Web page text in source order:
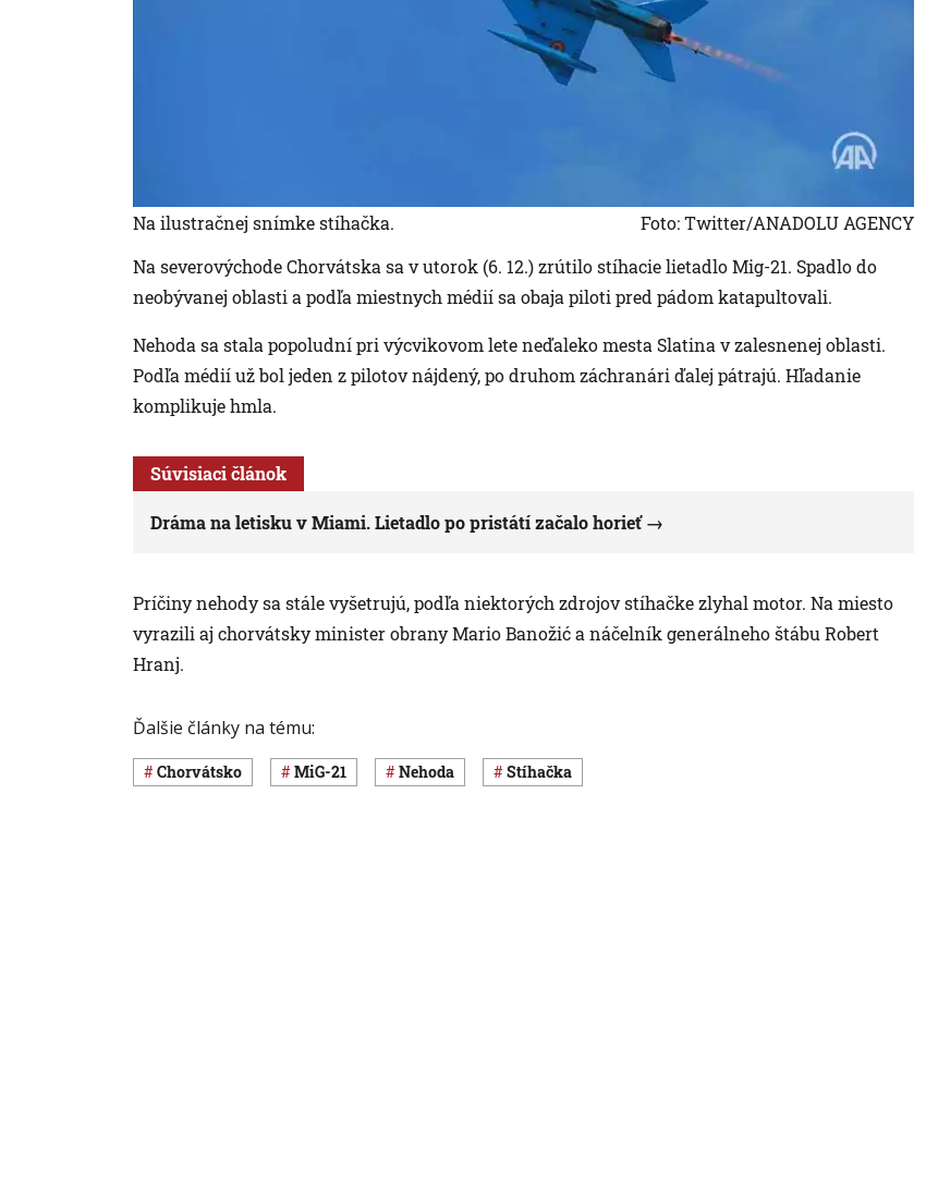
Na ilustračnej snímke stíhačka.
Foto: Twitter/ANADOLU AGENCY
Na severovýchode Chorvátska sa v utorok (6. 12.) zrútilo stíhacie lietadlo Mig-21. Spadlo do
neobývanej oblasti a podľa miestnych médií sa obaja piloti pred pádom katapultovali.
Nehoda sa stala popoludní pri výcvikovom lete neďaleko mesta Slatina v zalesnenej oblasti.
Podľa médií už bol jeden z pilotov nájdený, po druhom záchranári ďalej pátrajú. Hľadanie
komplikuje hmla.
Súvisiaci článok
Dráma na letisku v Miami. Lietadlo po pristátí začalo horieť
Príčiny nehody sa stále vyšetrujú, podľa niektorých zdrojov stíhačke zlyhal motor. Na miesto
vyrazili aj chorvátsky minister obrany Mario Banožić a náčelník generálneho štábu Robert
Hranj.
Ďalšie články na tému:
Chorvátsko MiG-21 nehoda stíhačka